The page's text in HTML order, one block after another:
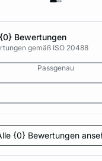
Bewertungen
gemäß ISO 20488
Passgenau
{0} Bewertungen